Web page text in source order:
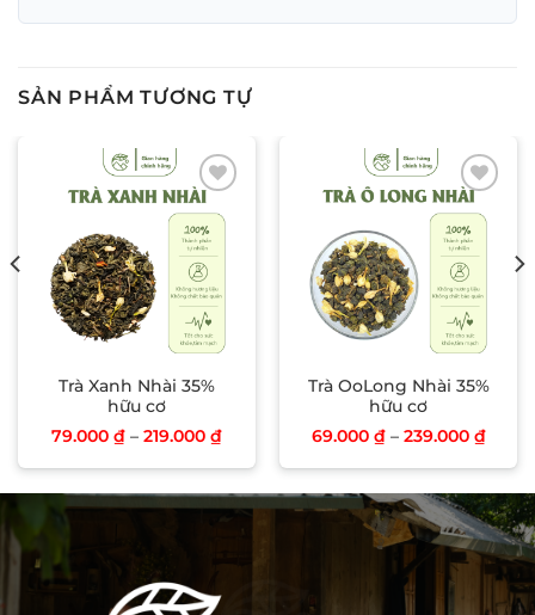
SẢN PHẨM TƯƠNG TỰ
Add to wishlist
Trà Xanh Nhài 35%
hữu cơ
79.000 ₫ – 219.000 ₫
Add to wishlist
Trà OoLong Nhài 35%
hữu cơ
69.000 ₫– 239.000 ₫